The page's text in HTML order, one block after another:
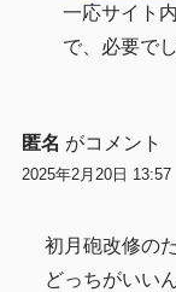
一応サイト
で、必要で
匿名 がコメント
2025年2月20日 13:57
初月砲改修の
どっちがいい